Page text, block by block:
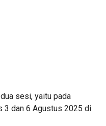
sesi, yaitu pada
3 dan 6 Agustus 2025 di